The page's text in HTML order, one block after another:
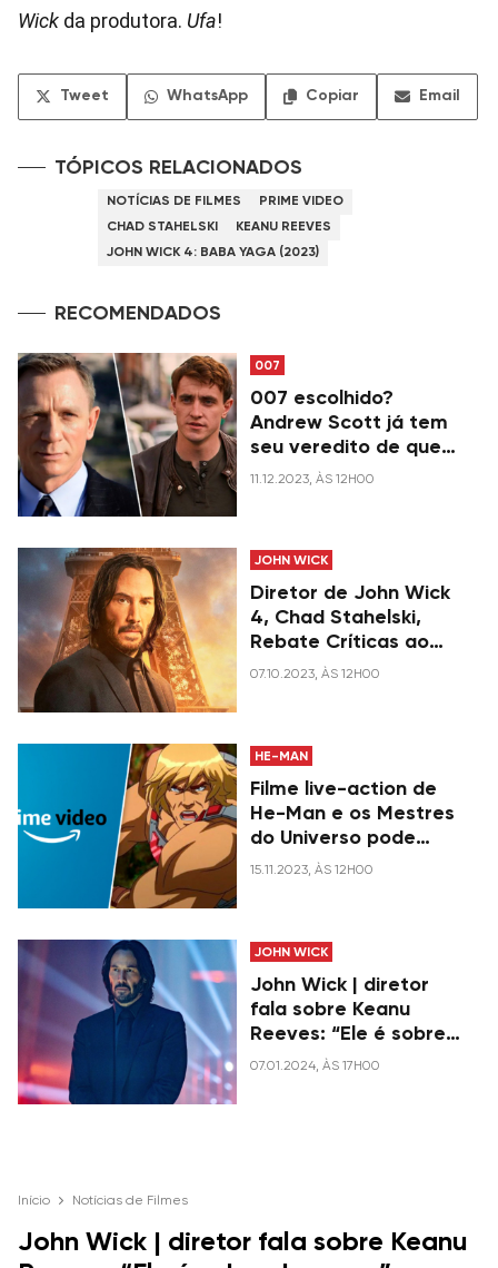
Wick da produtora. Ufa!
Tweet WhatsApp Copiar Email
TÓPICOS RELACIONADOS
NOTÍCIAS DE FILMES
PRIME VIDEO
CHAD STAHELSKI
KEANU REEVES
JOHN WICK 4: BABA YAGA (2023)
RECOMENDADOS
007
007 escolhido?
Andrew Scott já tem
seu veredito de quem
deveria ser o próximo
11.12.2023, ÀS 12H00
JOHN WICK
Diretor de John Wick
4, Chad Stahelski,
Rebate Críticas ao
Filme
07.10.2023, ÀS 12H00
HE-MAN
Filme live-action de
He-Man e os Mestres
do Universo pode
parar no Prime Video
15.11.2023, ÀS 12H00
JOHN WICK
John Wick | diretor
fala sobre Keanu
Reeves: “Ele é sobre-
humano”
07.01.2024, ÀS 17H00
Início Notícias de Filmes
John Wick | diretor fala sobre Keanu